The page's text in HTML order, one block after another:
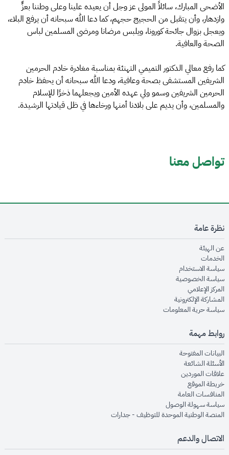
الأضحى المبارك، سائلاً المولى عز وجل أن يعيده علينا وعلى وطننا بعزٍّ
وازدهار، وأن يتقبل من الحجيج حجهم، كما دعا الله سبحانه أن يرفع البلاء،
ويعجل بزوال جائحة كورونا، ويلبس مرضانا ومرضى المسلمين لباس
الصحة والعافية.
كما رفع معالي الدكتور التميمي التهنئة بمناسبة مغادرة خادم الحرمين
الشريفين المستشفى بصحة وعافية، ودعا الله سبحانه أن يحفظ خادم
الحرمين الشريفين وسمو ولي عهده الأمين ويجعلهما ذخرًا للإسلام
والمسلمين، وأن يديم على بلادنا أمنها ورخاءها في ظل قيادتها الرشيدة.
تواصل معنا
نظرة عامة
عن الهيئةopens in new window
الخدماتopens in new window
سياسة الاستخدام
سياسة الخصوصيةopens in new window
المركز الإعلاميopens in new window
المشاركة الإلكترونيةopens in new window
سياسة حرية المعلوماتopens in new window
روابط مهمة
البيانات المفتوحةopens in new window
الأسئلة الشائعةopens in new window
علاقات الموردينopens in new window
خريطة الموقعopens in new window
المنافسات العامةopens in new window
سياسة سهولة الوصولopens in new window
المنصة الوطنية الموحدة للتوظيف - جداراتopens in new window
الاتصال والدعم